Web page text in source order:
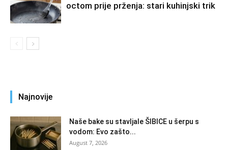
octom prije prženja: stari kuhinjski trik
Najnovije
Naše bake su stavljale ŠIBICE u šerpu s
vodom: Evo zašto...
August 7, 2026